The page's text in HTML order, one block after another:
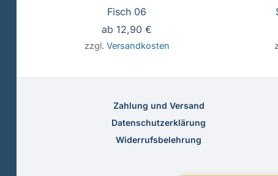
Fisch 06
ab 12,90 €
zzgl. Versandkosten
Zahlung und Versand
Datenschutzerklärung
Widerrufsbelehrung